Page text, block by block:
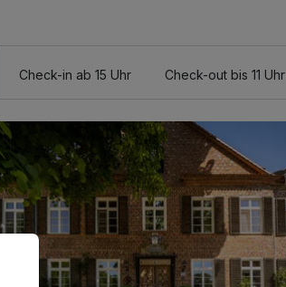
Check-in ab 15 Uhr Check-out bis 11 Uhr